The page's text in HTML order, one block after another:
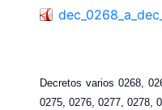
Decretos varios 0268,
0275, 0276, 0277, 0278,